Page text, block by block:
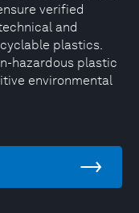
verified
and
plastics.
hazardous plastic
environmental